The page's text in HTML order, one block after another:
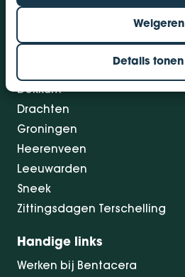
Weigeren
Details tonen
Personeel
Vestigingen
Dokkum
Drachten
Groningen
Heerenveen
Leeuwarden
Sneek
Zittingsdagen Terschelling
Handige links
Werken bij Bentacera